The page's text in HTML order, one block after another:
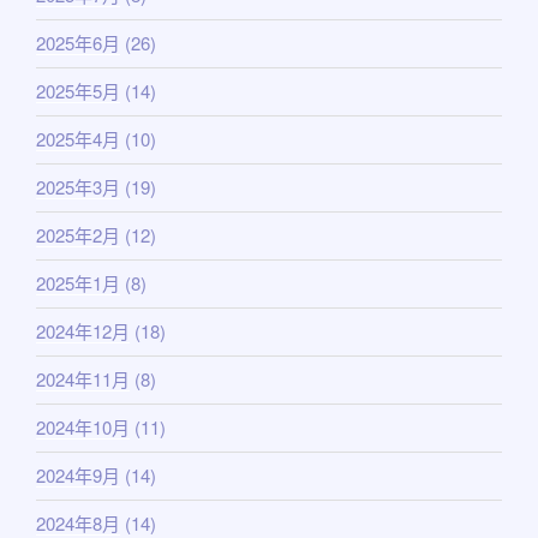
2025年6月 (26)
2025年5月 (14)
2025年4月 (10)
2025年3月 (19)
2025年2月 (12)
2025年1月 (8)
2024年12月 (18)
2024年11月 (8)
2024年10月 (11)
2024年9月 (14)
2024年8月 (14)